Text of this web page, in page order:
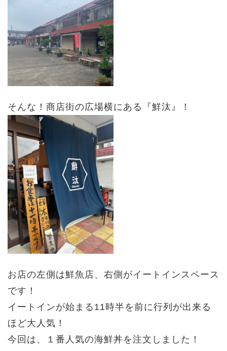
そんな！商店街の広場横にある『鮮汰』！
お店の左側は鮮魚店、右側がイートインスペース
です！
イートインが始まる11時半を前に行列が出来る
ほど大人気！
今回は、１番人気の海鮮丼を注文しました！